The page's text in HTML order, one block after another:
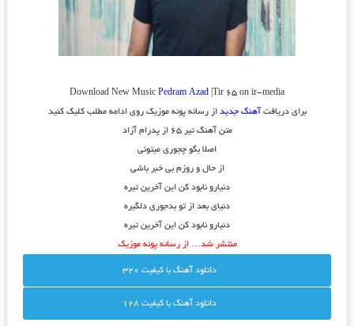
Download New MusicPedram Azad |Tir 65 on ir-media
برای دریافت آهنگ جدید از رسانه پونه موزیک روی ادامه مطلب کلیک کنید
متن آهنگ تیر ۶۵ از پدرام آزاد
اصلا بگو چجوری میتونی
از حال و روزم بی خبر باشی
دنیارو نابود کن این آخرین تیره
دنیای بعد از تو بدجوری دلگیره
دنیارو نابود کن این آخرین تیره
منتشر شد… از رسانه پونه موزیک
دانلود آهنگ با کيفيت 320
دانلود آهنگ با کيفيت 128